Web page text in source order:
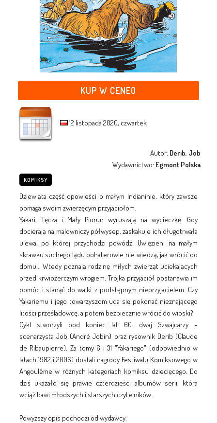
KUP W CENEO
12 listopada 2020, czwartek
Autor: Derib, Job
Wydawnictwo: Egmont Polska
KOMIKSY
Dziewiąta część opowieści o małym Indianinie, który zawsze
pomaga swoim zwierzęcym przyjaciołom.
Yakari, Tęcza i Mały Piorun wyruszają na wycieczkę. Gdy
docierają na malowniczy półwysep, zaskakuje ich długotrwała
ulewa, po której przychodzi powódź. Uwięzieni na małym
skrawku suchego lądu bohaterowie nie wiedzą, jak wrócić do
domu... Wtedy poznają rodzinę miłych zwierząt uciekających
przed krwiożerczym wrogiem. Trójka przyjaciół postanawia im
pomóc i stanąć do walki z podstępnym nieprzyjacielem. Czy
Yakariemu i jego towarzyszom uda się pokonać nieznającego
litości prześladowcę, a potem bezpiecznie wrócić do wioski?
Cykl stworzyli pod koniec lat 60. dwaj Szwajcarzy –
scenarzysta Job (André Jobin) oraz rysownik Derib (Claude
de Ribaupierre). Za tomy 6 i 31 "Yakariego" (odpowiednio w
latach 1982 i 2006) dostali nagrody Festiwalu Komiksowego w
Angoulême w różnych kategoriach komiksu dziecięcego. Do
dziś ukazało się prawie czterdzieści albumów serii, która
wciąż bawi młodszych i starszych czytelników.
Powyższy opis pochodzi od wydawcy.